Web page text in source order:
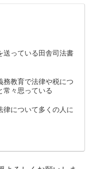
送っている田舎司法書
務教育で法律や税につ
常々思っている
律について多くの人に